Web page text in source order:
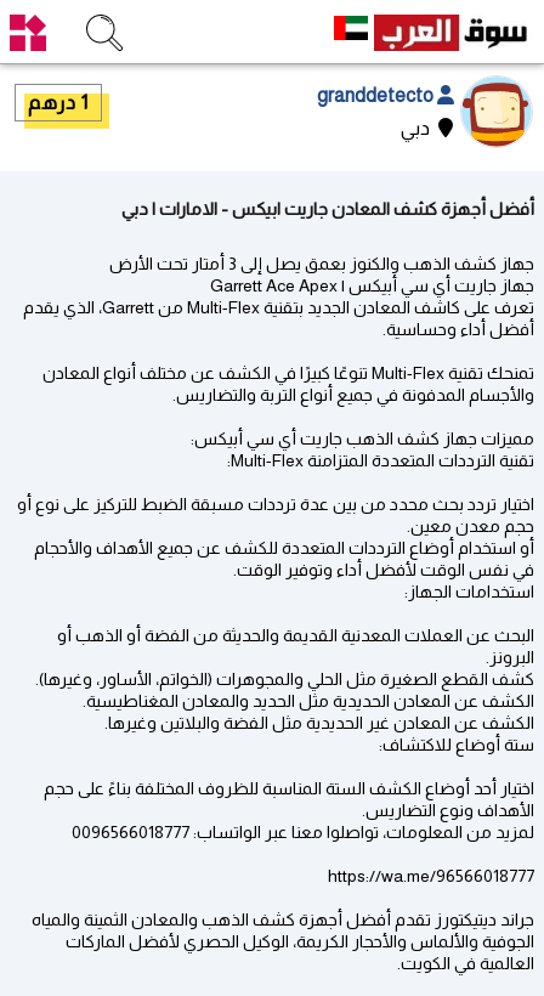
دبي
1 درهم
أفضل أجهزة كشف المعادن جاريت ابيكس - الامارات | دبي
جهاز كشف الذهب والكنوز بعمق يصل إلى 3 أمتار تحت الأرض
جهاز جاريت أي سي أبيكس | Garrett Ace Apex
تعرف على كاشف المعادن الجديد بتقنية Multi-Flex من Garrett، الذي يقدم
أفضل أداء وحساسية.
تمنحك تقنية Multi-Flex تنوعًا كبيرًا في الكشف عن مختلف أنواع المعادن
والأجسام المدفونة في جميع أنواع التربة والتضاريس.
مميزات جهاز كشف الذهب جاريت أي سي أبيكس:
تقنية الترددات المتعددة المتزامنة Multi-Flex:
اختيار تردد بحث محدد من بين عدة ترددات مسبقة الضبط للتركيز على نوع أو
حجم معدن معين.
أو استخدام أوضاع الترددات المتعددة للكشف عن جميع الأهداف والأحجام
في نفس الوقت لأفضل أداء وتوفير الوقت.
استخدامات الجهاز:
البحث عن العملات المعدنية القديمة والحديثة من الفضة أو الذهب أو
البرونز.
كشف القطع الصغيرة مثل الحلي والمجوهرات (الخواتم، الأساور، وغيرها).
الكشف عن المعادن الحديدية مثل الحديد والمعادن المغناطيسية.
الكشف عن المعادن غير الحديدية مثل الفضة والبلاتين وغيرها.
ستة أوضاع للاكتشاف:
اختيار أحد أوضاع الكشف الستة المناسبة للظروف المختلفة بناءً على حجم
الأهداف ونوع التضاريس.
لمزيد من المعلومات، تواصلوا معنا عبر الواتساب: 0096566018777
https://wa.me/96566018777
جراند ديتيكتورز تقدم أفضل أجهزة كشف الذهب والمعادن الثمينة والمياه
الجوفية والألماس والأحجار الكريمة، الوكيل الحصري لأفضل الماركات
العالمية في الكويت.